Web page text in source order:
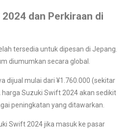
dan Perkiraan di
tersedia untuk dipesan di Jepang.
diumumkan secara global.
dijual mulai dari ¥1.760.000 (sekitar
harga Suzuki Swift 2024 akan sedikit
peningkatan yang ditawarkan.
Swift 2024 jika masuk ke pasar